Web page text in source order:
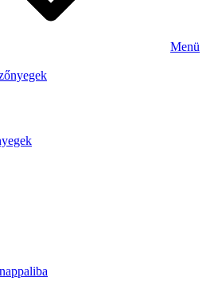
Menü